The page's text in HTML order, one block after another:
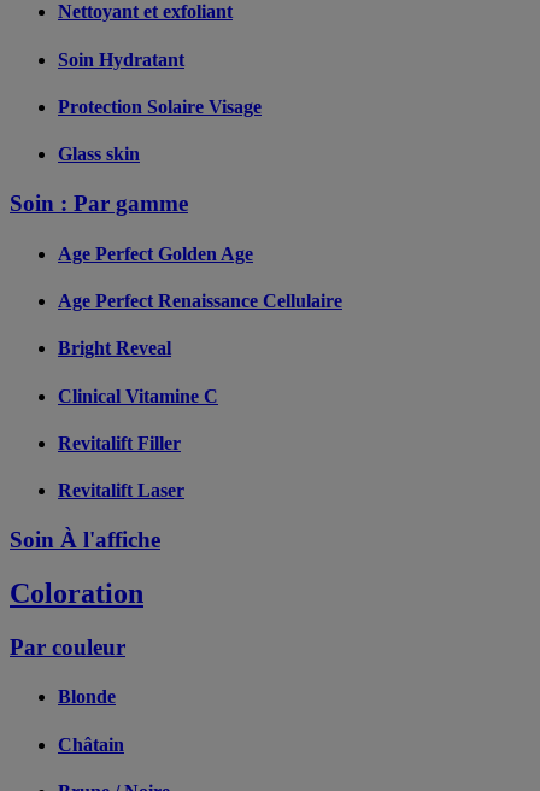
Nettoyant et exfoliant
Soin Hydratant
Protection Solaire Visage
Glass skin
Soin : Par gamme
Age Perfect Golden Age
Age Perfect Renaissance Cellulaire
Bright Reveal
Clinical Vitamine C
Revitalift Filler
Revitalift Laser
Soin À l'affiche
Coloration
Par couleur
Blonde
Châtain